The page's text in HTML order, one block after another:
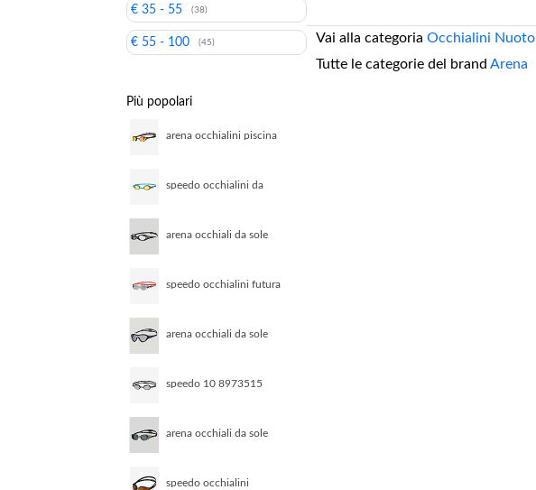
€ 35 - 55 (38)
€ 55 - 100 (45)
Più popolari
arena occhialini piscina
speedo occhialini da
arena occhiali da sole
speedo occhialini futura
arena occhiali da sole
speedo 10 8973515
arena occhiali da sole
speedo occhialini
Vai alla categoria Occhialini Nuoto
Tutte le categorie del brand Arena